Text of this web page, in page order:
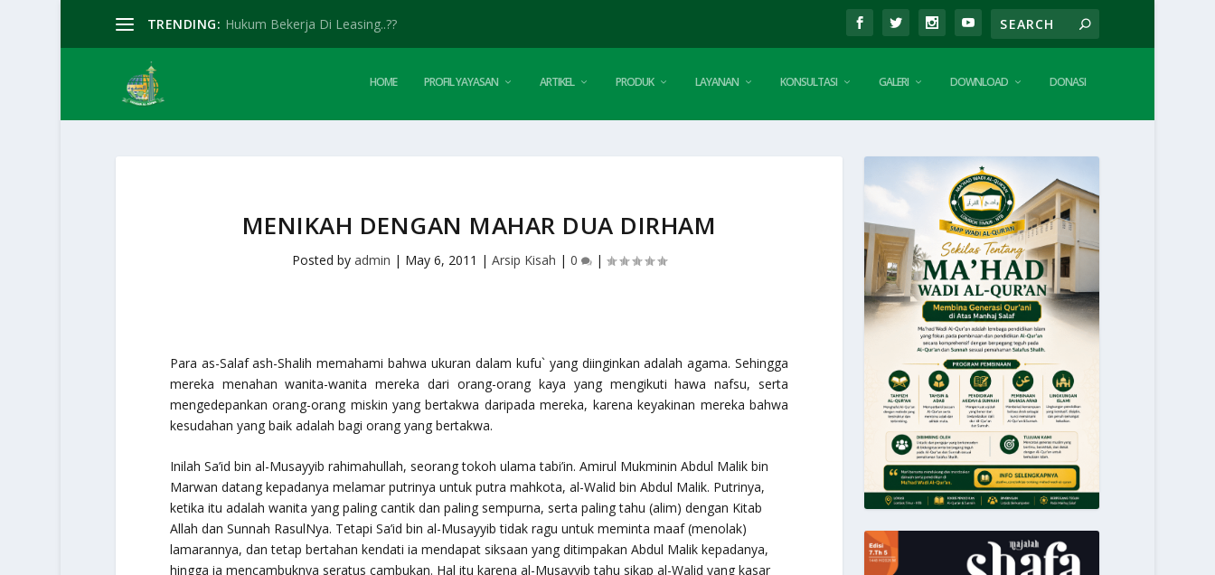
TRENDING: Hukum Bekerja Di Leasing..??
HOME PROFIL YAYASAN ARTIKEL PRODUK LAYANAN KONSULTASI GALERI DOWNLOAD DONASI
MENIKAH DENGAN MAHAR DUA DIRHAM
Posted by admin | May 6, 2011 | Arsip Kisah | 0 |
Para as-Salaf ash-Shalih memahami bahwa ukuran dalam kufu` yang diinginkan adalah agama. Sehingga
mereka menahan wanita-wanita mereka dari orang-orang kaya yang mengikuti hawa nafsu, serta
mengedepankan orang-orang miskin yang bertakwa daripada mereka, karena keyakinan mereka bahwa
kesudahan yang baik adalah bagi orang yang bertakwa.
Inilah Sa’id bin al-Musayyib rahimahullah, seorang tokoh ulama tabi’in. Amirul Mukminin Abdul Malik bin
Marwan datang kepadanya melamar putrinya untuk putra mahkota, al-Walid bin Abdul Malik. Putrinya,
ketika itu adalah wanita yang paling cantik dan paling sempurna, serta paling tahu (alim) dengan Kitab
Allah dan Sunnah RasulNya. Tetapi Sa’id bin al-Musayyib tidak ragu untuk meminta maaf (menolak)
lamarannya, dan tetap bertahan kendati ia mendapat siksaan yang ditimpakan Abdul Malik kepadanya,
hingga ia mencambuknya seratus cambukan. Hal itu karena al-Musayyib tahu sikap al-Walid yang kasar